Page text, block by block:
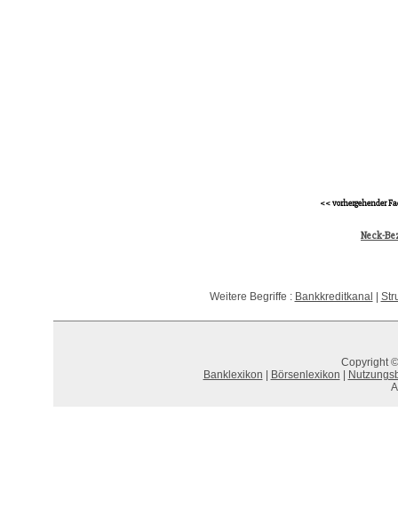
<< vorhergehender
Neck-
Weitere Begriffe : Bankkreditkanal
Copyright
Banklexikon
Börsenlexikon